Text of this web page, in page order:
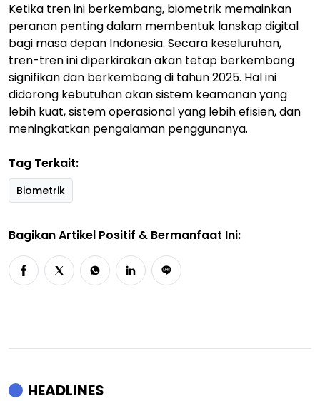
Ketika tren ini berkembang, biometrik memainkan
peranan penting dalam membentuk lanskap digital
bagi masa depan Indonesia. Secara keseluruhan,
tren-tren ini diperkirakan akan tetap berkembang
signifikan dan berkembang di tahun 2025. Hal ini
didorong kebutuhan akan sistem keamanan yang
lebih kuat, sistem operasional yang lebih efisien, dan
meningkatkan pengalaman penggunanya.
Tag Terkait:
Biometrik
Bagikan Artikel Positif & Bermanfaat Ini:
HEADLINES